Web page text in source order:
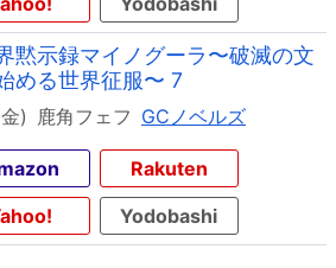
黙示録マイノグーラ〜破滅の文
める世界征服〜 7
) 鹿角フェフ GCノベルズ
Rakuten
Yodobashi